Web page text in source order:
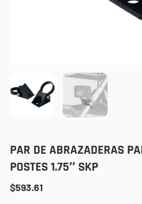
PAR DE ABRAZADERAS
POSTES 1.75″ SKP
$593.61